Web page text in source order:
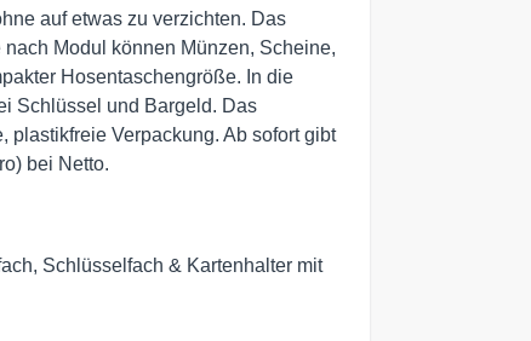
auf etwas zu verzichten. Das
Modul können Münzen, Scheine,
Hosentaschengröße. In die
Schlüssel und Bargeld. Das
plastikfreie Verpackung. Ab sofort gibt
bei Netto.
Schlüsselfach & Kartenhalter mit